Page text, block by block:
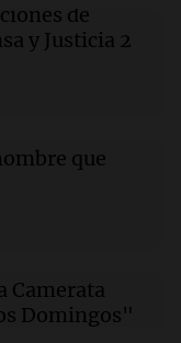
un cabecilla
el tiempo este
de
y Justicia 2
que
Camerata
Domingos"